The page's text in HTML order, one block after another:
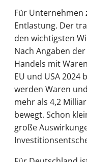
Für Unternehmen
Entlastung. Der
den wichtigsten
Nach Angaben
Handels mit
EU und USA 2024
werden Waren
mehr als 4,2
bewegt. Schon
große